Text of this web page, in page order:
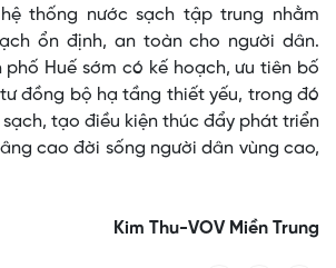
thống nước sạch tập trung nhằm
ổn định, an toàn cho người dân.
phố Huế sớm có kế hoạch, ưu tiên bố
đồng bộ hạ tầng thiết yếu, trong đó
tạo điều kiện thúc đẩy phát triển
cao đời sống người dân vùng cao,
Kim Thu-VOV Miền Trung